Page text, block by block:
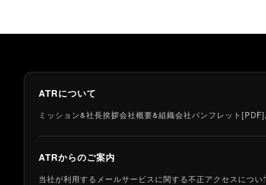
ATRについて
ミッション&社長挨拶会社概要&組織会社パンフレット[PDF]
ATRからのご案内
当社が利用するメールサービスに関する不正アクセスについ